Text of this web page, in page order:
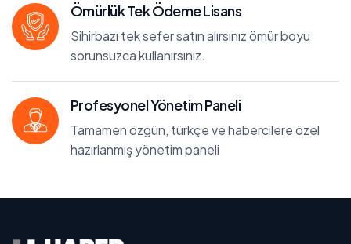
Ömürlük Tek Ödeme Lisans
Sihirbazı tek sefer satın alırsınız ömür boyu
sorunsuzca kullanırsınız.
Profesyonel Yönetim Paneli
Tamamen özgün, türkçe ve habercilere özel
hazırlanmış yönetim paneli